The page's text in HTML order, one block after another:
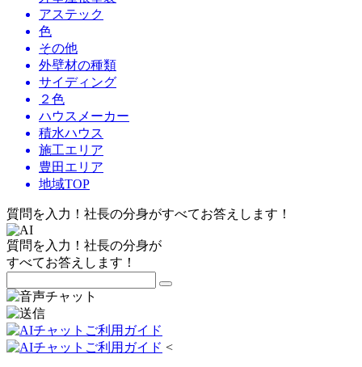
アステック
色
その他
外壁材の種類
サイディング
２色
ハウスメーカー
積水ハウス
施工エリア
豊田エリア
地域TOP
質問を入力！社長の分身がすべてお答えします！
質問を入力！社長の分身が
すべてお答えします！
<